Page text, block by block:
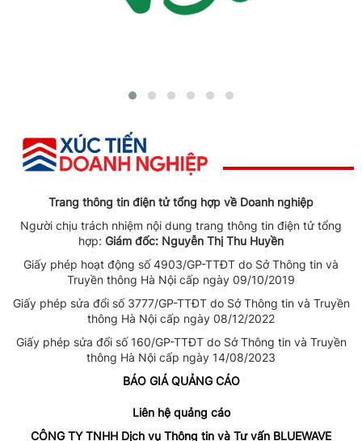
Trang thông tin điện tử tổng hợp về Doanh nghiệp
Người chịu trách nhiệm nội dung trang thông tin điện tử tổng
hợp: Giám đốc: Nguyễn Thị Thu Huyền
Giấy phép hoạt động số 4903/GP-TTĐT do Sở Thông tin và
Truyền thông Hà Nội cấp ngày 09/10/2019
Giấy phép sửa đổi số 3777/GP-TTĐT do Sở Thông tin và Truyền
thông Hà Nội cấp ngày 08/12/2022
Giấy phép sửa đổi số 160/GP-TTĐT do Sở Thông tin và Truyền
thông Hà Nội cấp ngày 14/08/2023
BÁO GIÁ QUẢNG CÁO
Liên hệ quảng cáo
CÔNG TY TNHH Dịch vụ Thông tin và Tư vấn BLUEWAVE